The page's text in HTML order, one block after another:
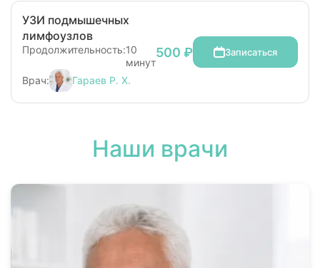
УЗИ подмышечных
лимфоузлов
Продолжительность:10
минут
Врач:
Гараев Р. Х.
500 ₽ Записаться
Наши врачи